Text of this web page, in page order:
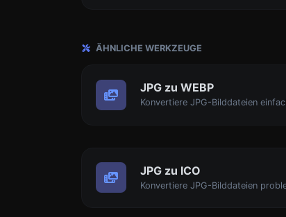
ÄHNLICHE WERKZEUGE
JPG zu WEBP
Konvertiere JPG-Bilddateien
JPG zu ICO
Konvertiere JPG-Bilddateien